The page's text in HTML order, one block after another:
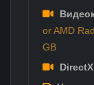
or AMD
GB